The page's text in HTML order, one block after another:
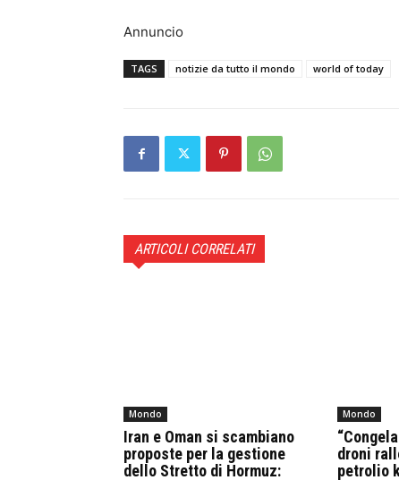
Annuncio
TAGS notizie da tutto il mondo world of today
ARTICOLI CORRELATI
Mondo
Iran e Oman si scambiano
proposte per la gestione
dello Stretto di Hormuz:
Mondo
droni
petrolio